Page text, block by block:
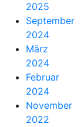
2025
September
2024
März
2024
Februar
2024
November
2022